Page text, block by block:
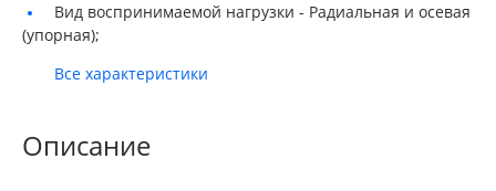
Вид воспринимаемой нагрузки - Радиальная и осевая
(упорная);
Все характеристики
Описание